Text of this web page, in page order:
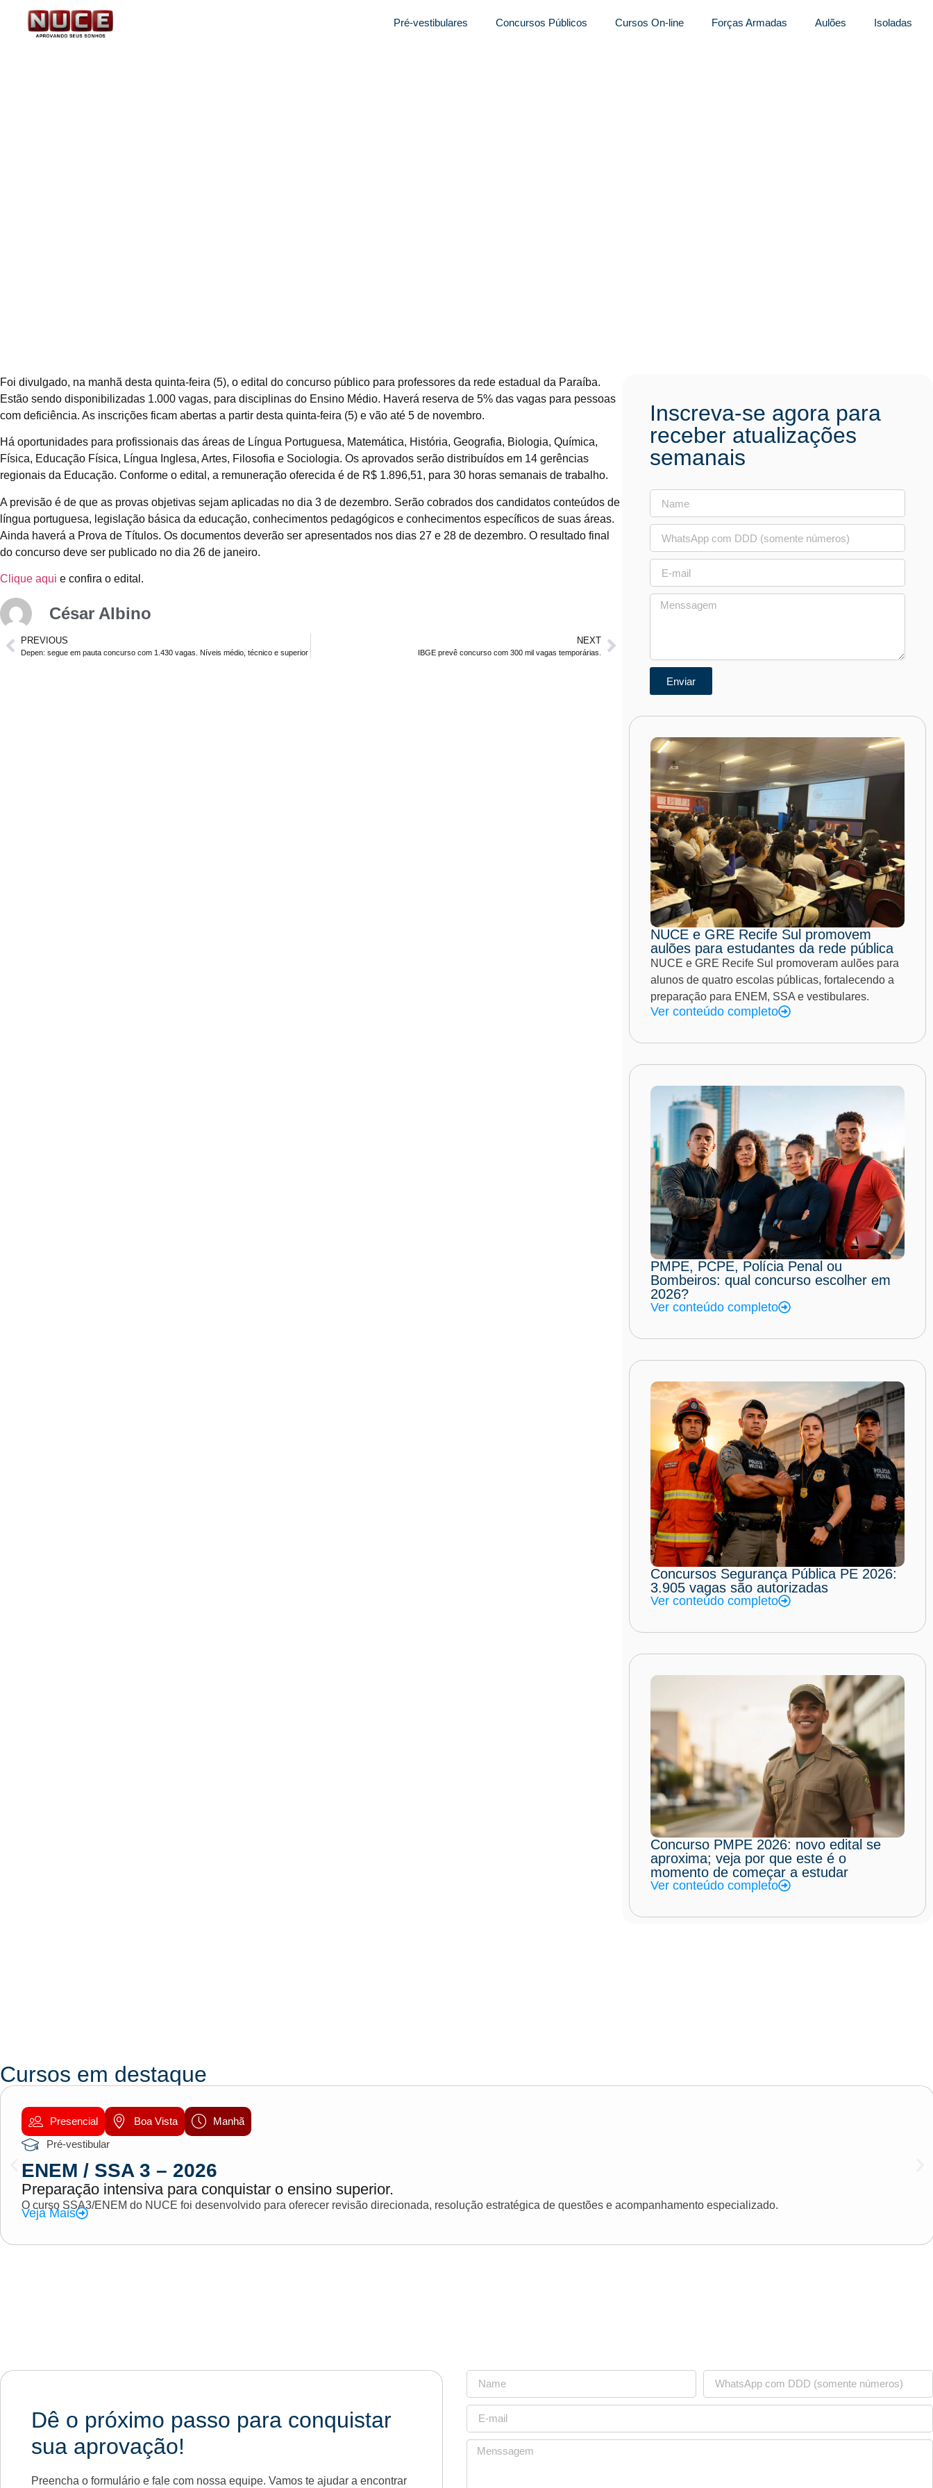
Pré-vestibulares Concursos Públicos Cursos On-line Forças Armadas Aulões Isoladas
Foi divulgado, na manhã desta quinta-feira (5), o edital do concurso público para professores da rede estadual da Paraíba.
Estão sendo disponibilizadas 1.000 vagas, para disciplinas do Ensino Médio. Haverá reserva de 5% das vagas para pessoas
com deficiência. As inscrições ficam abertas a partir desta quinta-feira (5) e vão até 5 de novembro.
Há oportunidades para profissionais das áreas de Língua Portuguesa, Matemática, História, Geografia, Biologia, Química,
Física, Educação Física, Língua Inglesa, Artes, Filosofia e Sociologia. Os aprovados serão distribuídos em 14 gerências
regionais da Educação. Conforme o edital, a remuneração oferecida é de R$ 1.896,51, para 30 horas semanais de trabalho.
A previsão é de que as provas objetivas sejam aplicadas no dia 3 de dezembro. Serão cobrados dos candidatos conteúdos de
língua portuguesa, legislação básica da educação, conhecimentos pedagógicos e conhecimentos específicos de suas áreas.
Ainda haverá a Prova de Títulos. Os documentos deverão ser apresentados nos dias 27 e 28 de dezembro. O resultado final
do concurso deve ser publicado no dia 26 de janeiro.
Clique aqui e confira o edital.
César Albino
PREVIOUS
Depen: segue em pauta concurso com 1.430 vagas. Níveis médio, técnico e superior
NEXT
IBGE prevê concurso com 300 mil vagas temporárias.
Inscreva-se agora para
receber atualizações
semanais
Enviar
NUCE e GRE Recife Sul promovem
aulões para estudantes da rede pública
NUCE e GRE Recife Sul promoveram aulões para
alunos de quatro escolas públicas, fortalecendo a
preparação para ENEM, SSA e vestibulares.
Ver conteúdo completo
PMPE, PCPE, Polícia Penal ou
Bombeiros: qual concurso escolher em
2026?
Ver conteúdo completo
Concursos Segurança Pública PE 2026:
3.905 vagas são autorizadas
Ver conteúdo completo
Concurso PMPE 2026: novo edital se
aproxima; veja por que este é o
momento de começar a estudar
Ver conteúdo completo
Cursos em destaque
Presencial Boa Vista
Manhã
Pré-vestibular
ENEM / SSA 3 – 2026
Preparação intensiva para conquistar o ensino superior.
O curso SSA3/ENEM do NUCE foi desenvolvido para oferecer revisão direcionada, resolução estratégica de questões e acompanhamento especializado.
Veja Mais
Dê o próximo passo para conquistar
sua aprovação!
Preencha o formulário e fale com nossa equipe. Vamos te ajudar a encontrar